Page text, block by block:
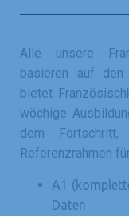
Alle unsere
basieren auf den
bietet
wöchige
dem
Referenzrahmen
A1
Daten